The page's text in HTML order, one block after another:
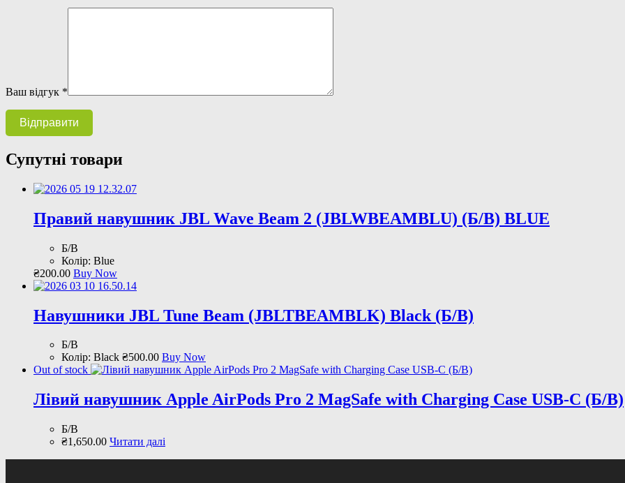
Ваш відгук *
Супутні товари
Правий навушник JBL Wave Beam 2 (JBLWBEAMBLU) (Б/В) BLUE
Б/В
Колір: Blue
₴200.00 Buy Now
Навушники JBL Tune Beam (JBLTBEAMBLK) Black (Б/В)
Б/В
Колір: Black ₴500.00 Buy Now
Out of stock
Лівий навушник Apple AirPods Pro 2 MagSafe with Charging Case USB-C (Б/В)
Б/В
₴1,650.00 Читати далі